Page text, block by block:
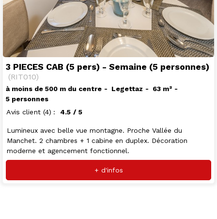
3 PIECES CAB (5 pers) - Semaine (5 personnes)
(RIT010)
à moins de 500 m du centre Legettaz 63 m²
5 personnes
Avis client (4) 4.5 / 5
Lumineux avec belle vue montagne. Proche Vallée du
Manchet. 2 chambres + 1 cabine en duplex. Décoration
moderne et agencement fonctionnel.
+ d'infos